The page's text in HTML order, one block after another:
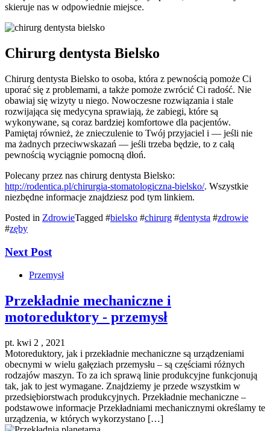
skieruje nas w odpowiednie miejsce.
Chirurg dentysta Bielsko
Chirurg dentysta Bielsko to osoba, która z pewnością pomoże Ci
uporać się z problemami, a także pomoże zwrócić Ci radość. Nie
obawiaj się wizyty u niego. Nowoczesne rozwiązania i stale
rozwijająca się medycyna sprawiają, że zabiegi, które są
wykonywane, są coraz bardziej komfortowe dla pacjentów.
Pamiętaj również, że znieczulenie to Twój przyjaciel i — jeśli nie
ma żadnych przeciwwskazań — jeśli trzeba będzie, to z całą
pewnością wyciągnie pomocną dłoń.
Polecany przez nas chirurg dentysta Bielsko:
http://rodentica.pl/chirurgia-stomatologiczna-bielsko/. Wszystkie
niezbędne informacje znajdziesz pod tym linkiem.
Posted in ZdrowieTagged #bielsko #chirurg #dentysta #zdrowie
#zęby
Next Post
Przemysł
Przekładnie mechaniczne i
motoreduktory - przemysł
pt. kwi 2 , 2021
Motoreduktory, jak i przekładnie mechaniczne są urządzeniami
obecnymi w wielu gałęziach przemysłu – są częściami różnych
rodzajów maszyn. To za ich sprawą linie produkcyjne funkcjonują
tak, jak to jest wymagane. Znajdziemy je przede wszystkim w
przedsiębiorstwach produkcyjnych. Przekładnie mechaniczne –
podstawowe informacje Przekładniami mechanicznymi określamy te
urządzenia, w których wykorzystano […]